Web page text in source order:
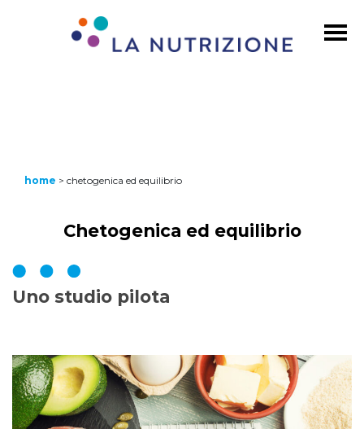
home > chetogenica ed equilibrio
Chetogenica ed equilibrio
Uno studio pilota